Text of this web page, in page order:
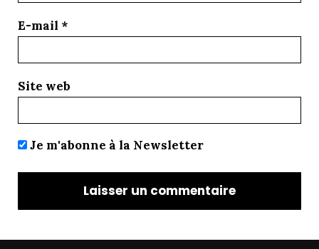
E-mail *
Site web
Je m'abonne à la Newsletter